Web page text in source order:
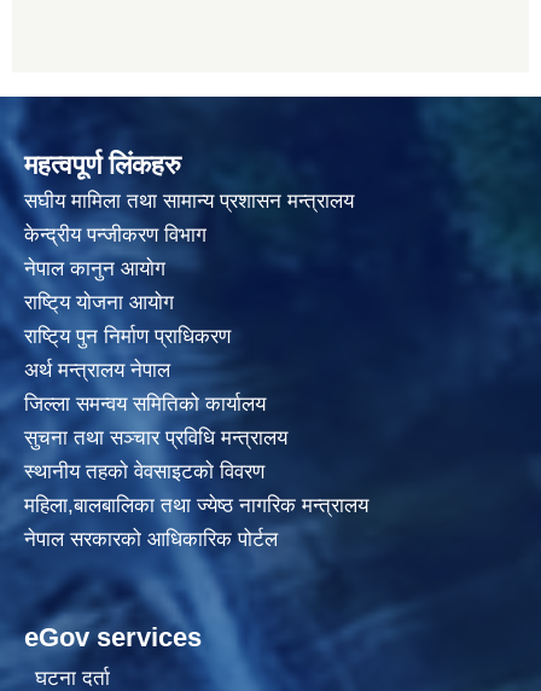
महत्वपूर्ण लिंकहरु
स‌घीय मामिला तथा सामान्य प्रशासन मन्त्रालय
केन्द्रीय पन्जीकरण विभाग
नेपाल कानुन आयाेग
राष्टि्य याेजना आयाेग
राष्टि्य पुन निर्माण प्राधिकरण
अर्थ मन्त्रालय नेपाल
जिल्ला समन्वय समितिको कार्यालय
सुचना तथा सञ्चार प्रविधि मन्त्रालय
स्थानीय तहकाे वेवसाइटकाे विवरण
महिला,बालबालिका तथा ज्येष्ठ नागरिक मन्त्रालय
नेपाल सरकारको आधिकारिक पोर्टल
eGov services
घटना दर्ता